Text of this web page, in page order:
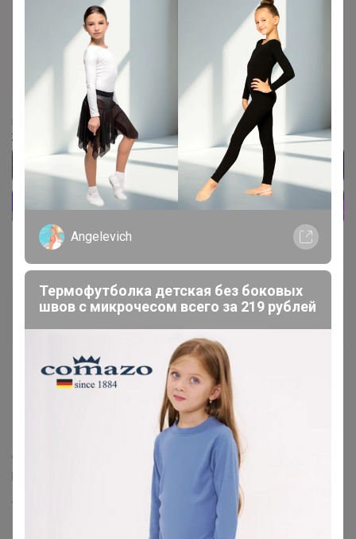
Мужская и женская свободная толстовка с
молнией, повседневная и универсальная
толстовка с длинными рукавами
Стоп 14 августа
UNIQLO всегда есть РАСПРОДАЖА
‌Подписывайтесь на наш чат в Телеграм
‌Живые обзоры, акции, спецпредложения
Дюка
4 октября, 2024 09:31
‌Откройте пожалуйста
h.uniqlo.cn/product
‌сын никак определиться не может
Angelevich
Термофутболка детская без боковых
швов с микрочесом всего за 219 рублей